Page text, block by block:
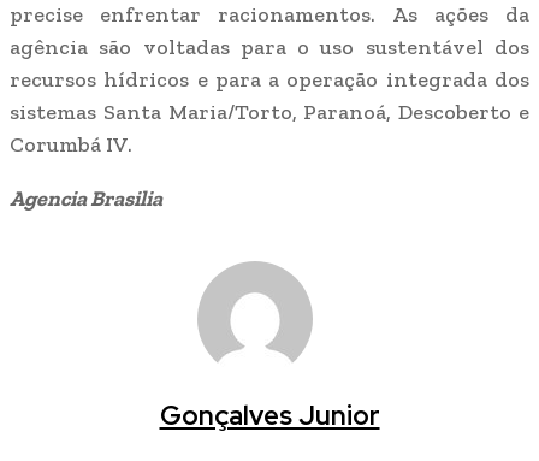
precise enfrentar racionamentos. As ações da
agência são voltadas para o uso sustentável dos
recursos hídricos e para a operação integrada dos
sistemas Santa Maria/Torto, Paranoá, Descoberto e
Corumbá IV.
Agencia Brasilia
Gonçalves Junior